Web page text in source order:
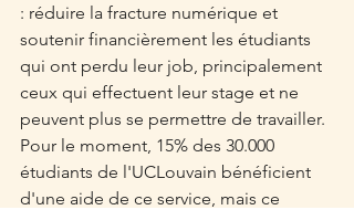
: réduire la fracture numérique et
soutenir financièrement les étudiants
qui ont perdu leur job, principalement
ceux qui effectuent leur stage et ne
peuvent plus se permettre de travailler.
Pour le moment, 15% des 30.000
étudiants de l'UCLouvain bénéficient
d'une aide de ce service, mais ce